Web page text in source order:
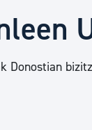
eta gazteak
Donostian